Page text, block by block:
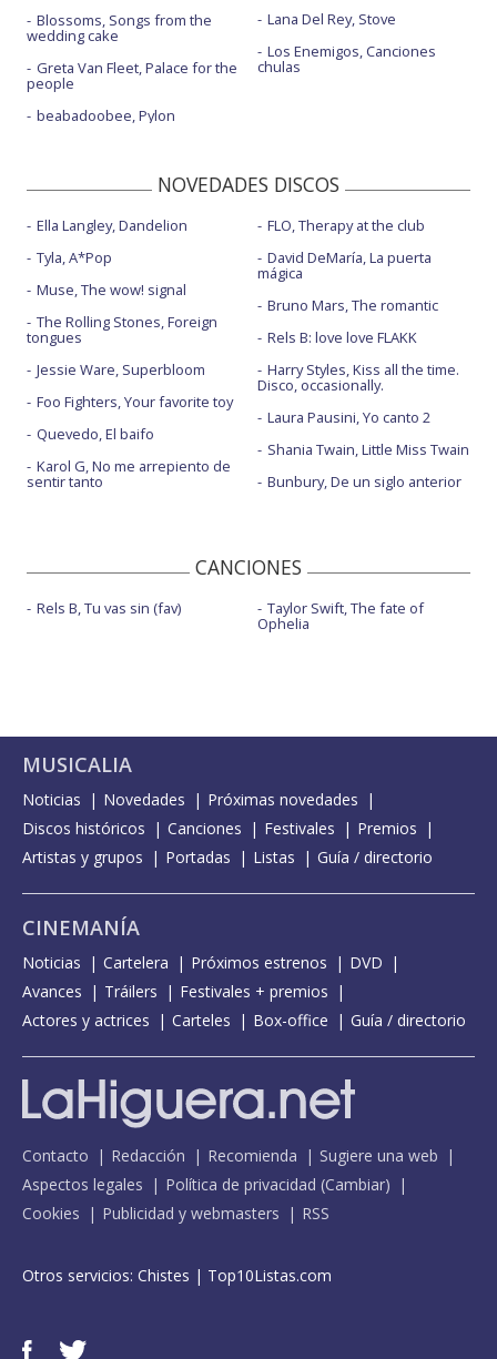
Blossoms, Songs from the
wedding cake
Greta Van Fleet, Palace for the
people
beabadoobee, Pylon
Lana Del Rey, Stove
Los Enemigos, Canciones
chulas
NOVEDADES DISCOS
Ella Langley, Dandelion
Tyla, A*Pop
Muse, The wow! signal
The Rolling Stones, Foreign
tongues
Jessie Ware, Superbloom
Foo Fighters, Your favorite toy
Quevedo, El baifo
Karol G, No me arrepiento de
sentir tanto
FLO, Therapy at the club
David DeMaría, La puerta
mágica
Bruno Mars, The romantic
Rels B: love love FLAKK
Harry Styles, Kiss all the time.
Disco, occasionally.
Laura Pausini, Yo canto 2
Shania Twain, Little Miss Twain
Bunbury, De un siglo anterior
CANCIONES
Rels B, Tu vas sin (fav) Taylor Swift, The fate of
Ophelia
MUSICALIA
Noticias Novedades
Próximas novedades
Discos históricos
Canciones Festivales
Premios
Artistas y grupos
Portadas Listas Guía / directorio
CINEMANÍA
Noticias Cartelera Próximos estrenos
DVD
Avances
Tráilers
Festivales + premios
Actores y actrices
Carteles Box-office Guía / directorio
Contacto Redacción Recomienda
Sugiere una web
Aspectos legales
Política de privacidad (Cambiar)
Cookies
Publicidad y webmasters RSS
Otros servicios: Chistes | Top10Listas.com